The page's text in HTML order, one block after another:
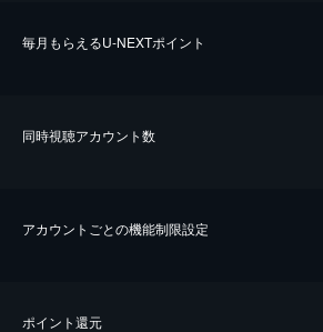
毎⽉もらえるU-NEXTポイント
同時視聴アカウント数
アカウントごとの機能制限設定
ポイント還元